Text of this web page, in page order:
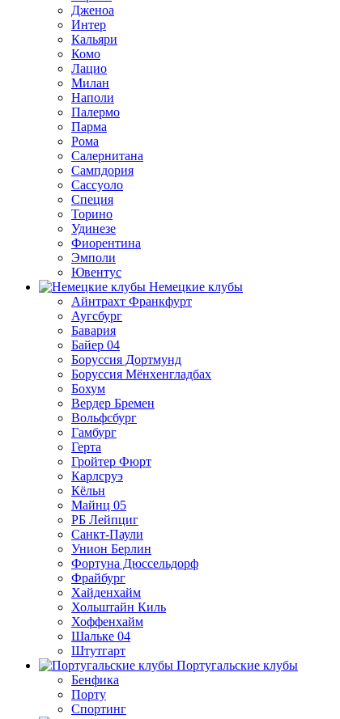
Дженоа
Интер
Кальяри
Комо
Лацио
Милан
Наполи
Палермо
Парма
Рома
Салернитана
Сампдория
Сассуоло
Специя
Торино
Удинезе
Фиорентина
Эмполи
Ювентус
Немецкие клубы
Айнтрахт Франкфурт
Аугсбург
Бавария
Байер 04
Боруссия Дортмунд
Боруссия Мёнхенгладбах
Бохум
Вердер Бремен
Вольфсбург
Гамбург
Герта
Гройтер Фюрт
Карлсруэ
Кёльн
Майнц 05
РБ Лейпциг
Санкт-Паули
Унион Берлин
Фортуна Дюссельдорф
Фрайбург
Хайденхайм
Хольштайн Киль
Хоффенхайм
Шальке 04
Штутгарт
Португальские клубы
Бенфика
Порту
Спортинг